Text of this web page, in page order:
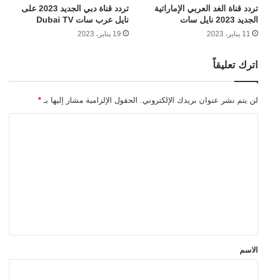
تردد قناة الغد العربي الإماراتية
الجديد 2023 نايل سات
11 يناير، 2023
تردد قناة دبي الجديد 2023 على
نايل عرب سات Dubai TV
19 يناير، 2023
اترك تعليقاً
لن يتم نشر عنوان بريدك الإلكتروني. الحقول الإلزامية مشار إليها بـ *
*الاسم